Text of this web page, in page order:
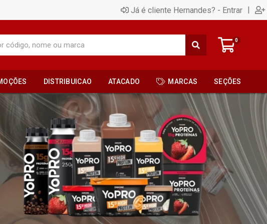
Já é cliente Hernandes? - Entrar |
0
DISTRIBUICAO ATACADO MARCAS SEÇÕES